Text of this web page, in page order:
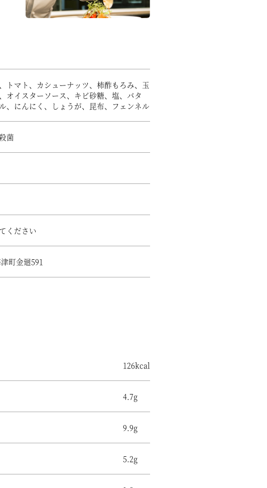
トマト、カシューナッツ、柿酢もろみ、玉
オイスターソース、キビ砂糖、塩、バタ
、にんにく、しょうが、昆布、フェンネル
菌
ください
町金廻591
126kcal
4.7g
9.9g
5.2g